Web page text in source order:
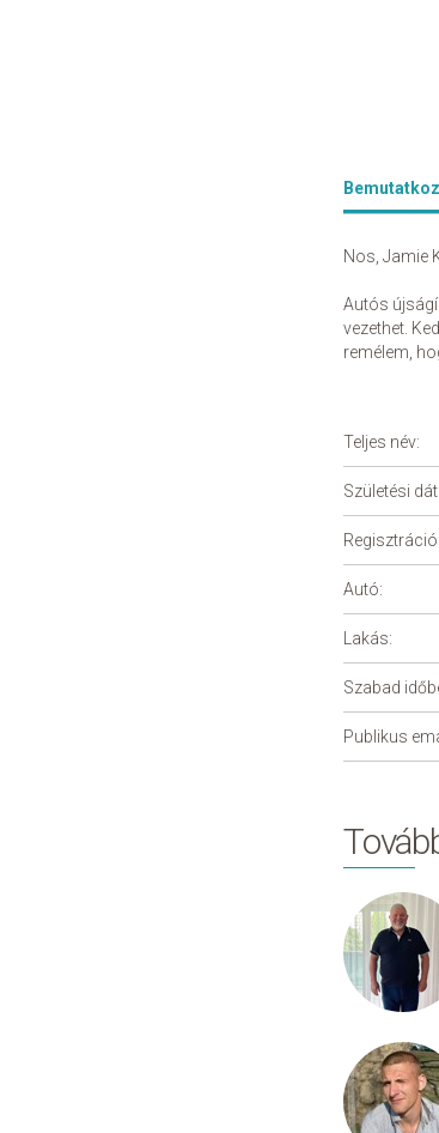
Nos, Jamie
Autós
vezethet.
remélem,
Teljes név:
Születési
Autó:
Lakás:
Szabad
Publikus